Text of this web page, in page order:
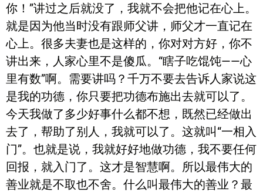
你！”讲过之后就没了，我就不会把他记在心上。
就是因为他当时没有跟师父讲，师父才一直记在
心上。很多夫妻也是这样的，你对对方好，你不
讲出来，人家心里不是傻瓜。“瞎子吃馄饨——心
里有数”啊。需要讲吗？千万不要去告诉人家说这
是我的功德，你只要把功德布施出去就可以了。
今天我做了多少好事什么都不想，既然已经做出
去了，帮助了别人，我就可以了。这就叫“一相入
门”。也就是说，我就好好地做功德，我不要任何
回报，就入门了。这才是智慧啊。所以最伟大的
善业就是不取也不舍。什么叫最伟大的善业？最